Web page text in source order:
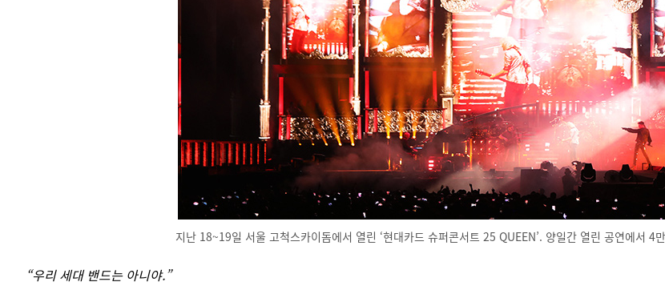
지난 18~19일 서울 고척스카이돔에서 열린 ‘현대카드 슈퍼콘서트 25 QUEEN’. 양일간 열린 공연에서
“우리 세대 밴드는 아니야.”